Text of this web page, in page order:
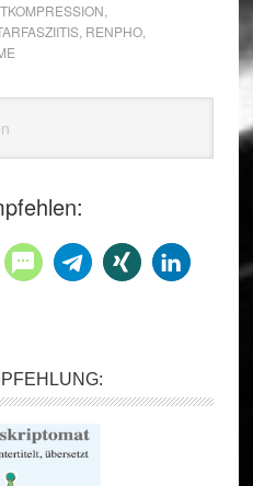
, RENPHO,